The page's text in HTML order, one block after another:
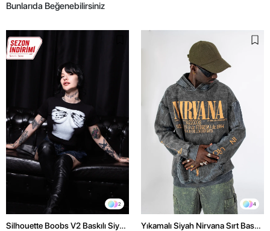
Bunlarıda Beğenebilirsiniz
2
Silhouette Boobs V2 Baskılı Siyah
4
Yıkamalı Siyah Nirvana Sırt Baskılı